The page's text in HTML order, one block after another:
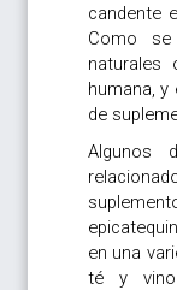
candente
Como se
naturales
humana,
de
Algunos
en una
té y vino